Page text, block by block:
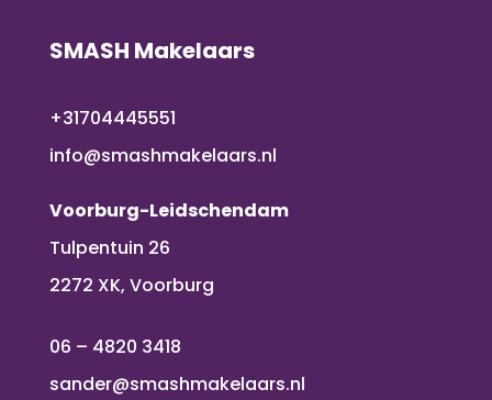
SMASH Makelaars
+31704445551
info@smashmakelaars.nl
Voorburg-Leidschendam
Tulpentuin 26
2272 XK, Voorburg
06 – 4820 3418
sander@smashmakelaars.nl